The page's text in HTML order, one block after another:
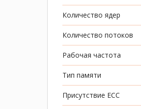
Количество ядер
Количество потоков
Рабочая частота
Тип памяти
Присутствие ECC